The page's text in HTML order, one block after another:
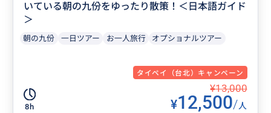
いている朝の九份をゆったり散策！＜日本語ガイド
＞
朝の九份 一日ツアー お一人旅行 オプショナルツアー
タイペイ（台北）キャンペーン
8h
¥13,000
¥12,500/人